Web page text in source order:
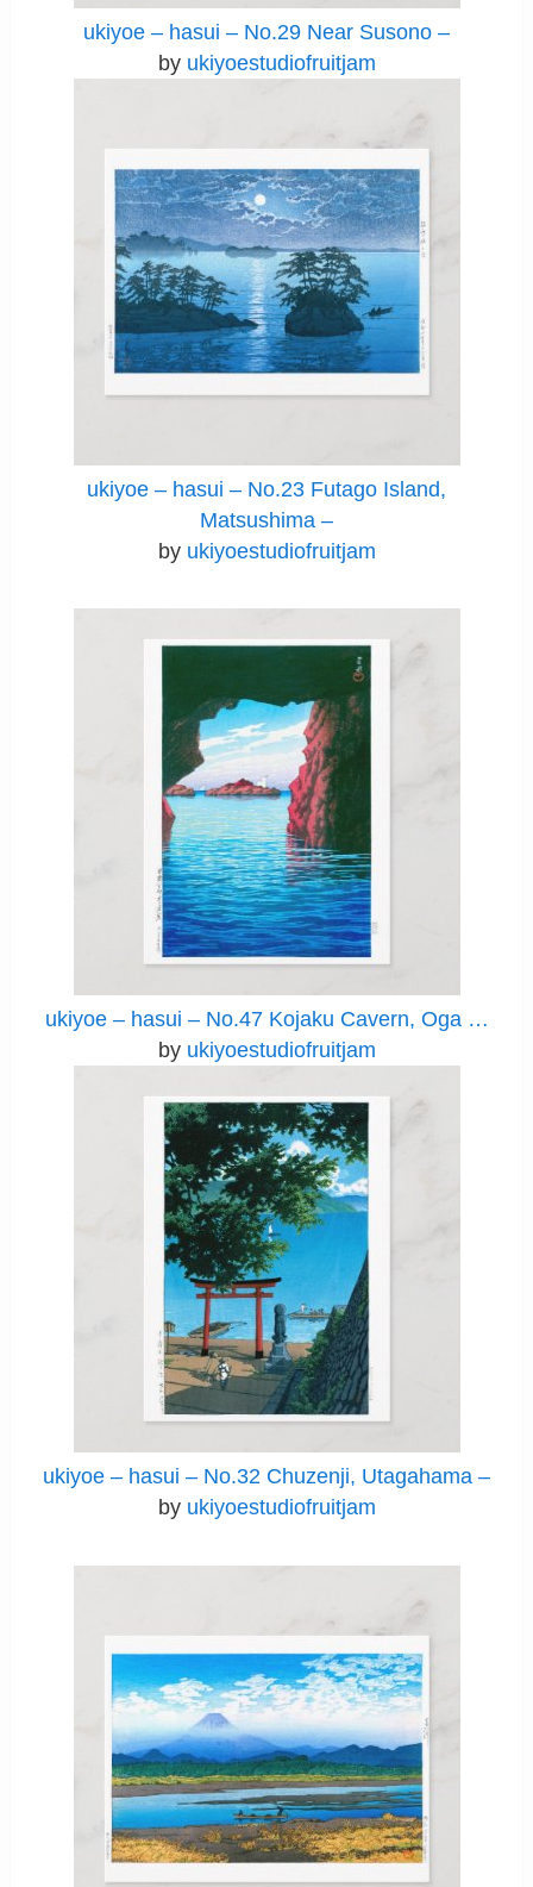
ukiyoe – hasui – No.29 Near Susono –
by ukiyoestudiofruitjam
ukiyoe – hasui – No.23 Futago Island,
Matsushima –
by ukiyoestudiofruitjam
ukiyoe – hasui – No.47 Kojaku Cavern, Oga …
by ukiyoestudiofruitjam
ukiyoe – hasui – No.32 Chuzenji, Utagahama –
by ukiyoestudiofruitjam